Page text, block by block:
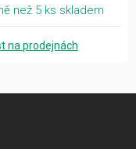
než 5 ks skladem
na prodejnách